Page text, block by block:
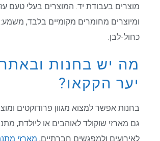
מוצרים בעבודת יד. המוצרים בעלי טעם עז
ומיוצרים מחומרים מקומיים בלבד, משמע:
כחול-לבן.
מה יש בחנות ובאתר
יער הקקאו?
בחנות אפשר למצוא מגוון פרודוקטים
גם מארזי שוקולד לאוהבים או ליולדת,
לאירועים ולמפגשים חברתיים,מארזי מתנה